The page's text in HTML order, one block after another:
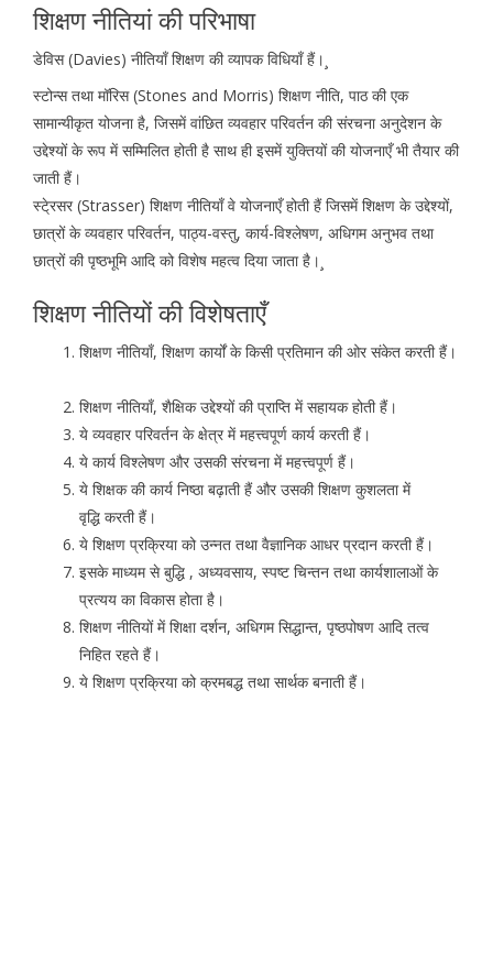
शिक्षण नीतियां की परिभाषा
डेविस (Davies) नीतियाँ शिक्षण की व्यापक विधियाँ हैं।¸
स्टोन्स तथा मॉरिस (Stones and Morris) शिक्षण नीति, पाठ की एक
सामान्यीकृत योजना है, जिसमें वांछित व्यवहार परिवर्तन की संरचना अनुदेशन के
उद्देश्यों के रूप में सम्मिलित होती है साथ ही इसमें युक्तियों की योजनाएँ भी तैयार की
जाती हैं।
स्टे्रसर (Strasser) शिक्षण नीतियाँ वे योजनाएँ होती हैं जिसमें शिक्षण के उद्देश्यों,
छात्रों के व्यवहार परिवर्तन, पाठ्य-वस्तु, कार्य-विश्लेषण, अधिगम अनुभव तथा
छात्रों की पृष्ठभूमि आदि को विशेष महत्व दिया जाता है।¸
शिक्षण नीतियों की विशेषताएँ
शिक्षण नीतियाँ, शिक्षण कार्यों के किसी प्रतिमान की ओर संकेत करती हैं।
शिक्षण नीतियाँ, शैक्षिक उद्देश्यों की प्राप्ति में सहायक होती हैं।
ये व्यवहार परिवर्तन के क्षेत्र में महत्त्वपूर्ण कार्य करती हैं।
ये कार्य विश्लेषण और उसकी संरचना में महत्त्वपूर्ण हैं।
ये शिक्षक की कार्य निष्ठा बढ़ाती हैं और उसकी शिक्षण कुशलता में
वृद्धि करती हैं।
ये शिक्षण प्रक्रिया को उन्नत तथा वैज्ञानिक आधर प्रदान करती हैं।
इसके माध्यम से बुद्धि , अध्यवसाय, स्पष्ट चिन्तन तथा कार्यशालाओं के
प्रत्यय का विकास होता है।
शिक्षण नीतियों में शिक्षा दर्शन, अधिगम सिद्धान्त, पृष्ठपोषण आदि तत्व
निहित रहते हैं।
ये शिक्षण प्रक्रिया को क्रमबद्ध तथा सार्थक बनाती हैं।